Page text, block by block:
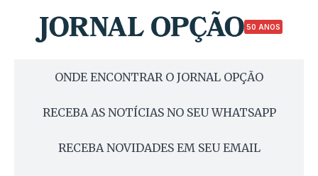
50 ANOS
ONDE ENCONTRAR O JORNAL OPÇÃO
RECEBA AS NOTÍCIAS NO SEU WHATSAPP
RECEBA NOVIDADES EM SEU EMAIL